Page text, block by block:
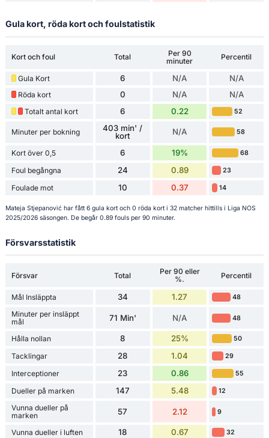
Gula kort, röda kort och foulstatistik
Kort och foul Total
Per 90
minuter
Percentil
Gula Kort 6 N/A N/A
Röda kort 0 N/A N/A
Totalt antal kort 6 0.22 52
Minuter per bokning
403 min' /
kort
N/A 58
Kort över 0,5 6 19% 68
Foul begångna 24 0.89 23
Foulade mot 10 0.37 14
Mateja Stjepanović har fått 6 gula kort och 0 röda kort i 32 matcher hittills i Liga NOS
2025/2026 säsongen. De begår 0.89 fouls per 90 minuter.
Försvarsstatistik
Försvar Total
Per 90 eller
%.
Percentil
Mål Insläppta 34 1.27 48
Minuter per insläppt
mål
71 Min' N/A 48
Hålla nollan 8 25% 50
Tacklingar 28 1.04 29
Interceptioner 23 0.86 55
Dueller på marken 147 5.48 12
Vunna dueller på
marken
57 2.12 9
Vunna dueller i luften 18 0.67 32